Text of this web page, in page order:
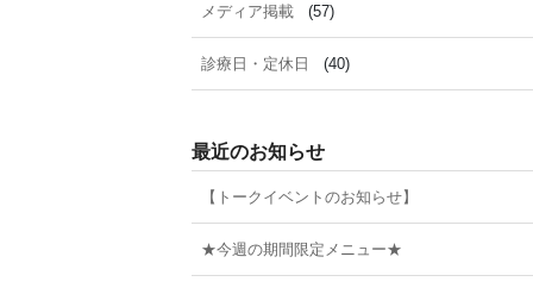
メディア掲載 (57)
診療日・定休日 (40)
最近のお知らせ
【トークイベントのお知らせ】
★今週の期間限定メニュー★